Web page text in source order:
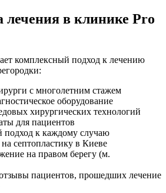
в клинике Pro
комплексный подход к лечению
с многолетним стажем
оборудование
хирургических технологий
для пациентов
к каждому случаю
септопластику в Киеве
на правом берегу (м.
пациентов, прошедших лечение